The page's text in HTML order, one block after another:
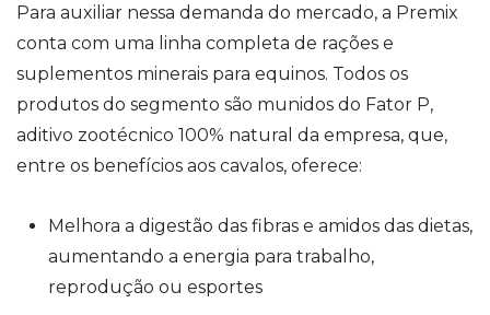
Para auxiliar nessa demanda do mercado, a Premix
conta com uma linha completa de rações e
suplementos minerais para equinos. Todos os
produtos do segmento são munidos do Fator P,
aditivo zootécnico 100% natural da empresa, que,
entre os benefícios aos cavalos, oferece:
Melhora a digestão das fibras e amidos das dietas,
aumentando a energia para trabalho,
reprodução ou esportes